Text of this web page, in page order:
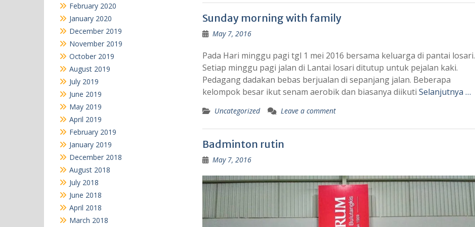
Sunday morning with family
May 7, 2016
Pada Hari minggu pagi tgl 1 mei 2016 bersama keluarga di pantai losari.
Setiap minggu pagi jalan di Lantai losari ditutup untuk pejalan kaki.
Pedagang dadakan bebas berjualan di sepanjang jalan. Beberapa
kelompok besar ikut senam aerobik dan biasanya diikuti Selanjutnya …
Uncategorized Leave a comment
Badminton rutin
May 7, 2016
February 2020
January 2020
December 2019
November 2019
October 2019
August 2019
July 2019
June 2019
May 2019
April 2019
February 2019
January 2019
December 2018
August 2018
July 2018
June 2018
April 2018
March 2018